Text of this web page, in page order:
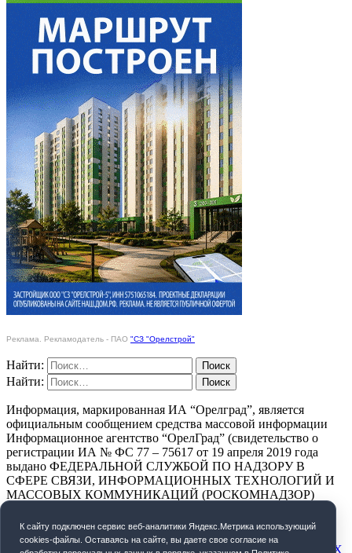
Реклама. Рекламодатель - ПАО "СЗ "Орелстрой"
Найти:
Найти:
Информация, маркированная ИА “Орелград”, является
официальным сообщением средства массовой информации
Информационное агентство “ОрелГрад” (свидетельство о
регистрации ИА № ФС 77 – 75617 от 19 апреля 2019 года
выдано ФЕДЕРАЛЬНОЙ СЛУЖБОЙ ПО НАДЗОРУ В
СФЕРЕ СВЯЗИ, ИНФОРМАЦИОННЫХ ТЕХНОЛОГИЙ И
МАССОВЫХ КОММУНИКАЦИЙ (РОСКОМНАДЗОР)
ПОЛИТИКА КОНФИДЕНЦИАЛЬНОСТИ
СОГЛАСИЕ НА ОБРАБОТКУ ПЕРСОНАЛЬНЫХ ДАННЫХ
К cайту подключен сервис веб-аналитики Яндекс.Метрика использующий
cookies-файлы. Оставаясь на сайте, вы даете свое согласие на